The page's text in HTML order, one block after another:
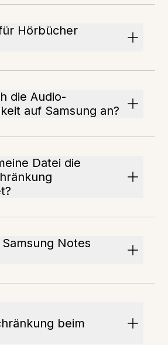
Hörbücher
die Audio-
auf Samsung an?
Datei die
Notes
beim